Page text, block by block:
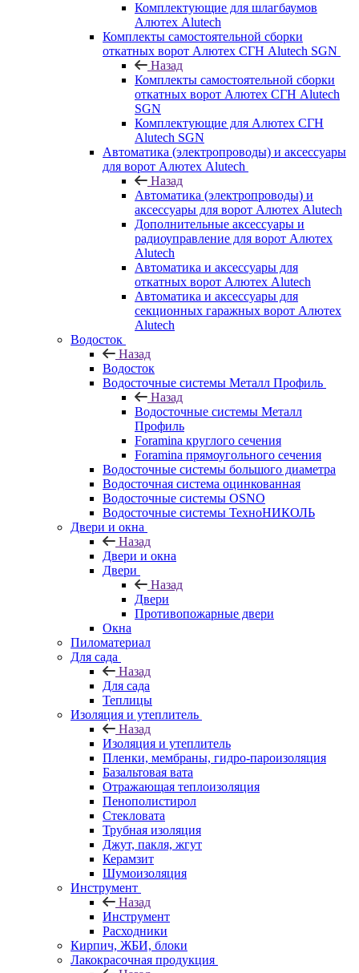
Комплектующие для шлагбаумов
Алютех Alutech
Комплекты самостоятельной сборки
откатных ворот Алютех СГН Alutech SGN
Назад
Комплекты самостоятельной сборки
откатных ворот Алютех СГН Alutech
SGN
Комплектующие для Алютех СГН
Alutech SGN
Автоматика (электропроводы) и аксессуары
для ворот Алютех Alutech
Назад
Автоматика (электропроводы) и
аксессуары для ворот Алютех Alutech
Дополнительные аксессуары и
радиоуправление для ворот Алютех
Alutech
Автоматика и аксессуары для
откатных ворот Алютех Alutech
Автоматика и аксессуары для
секционных гаражных ворот Алютех
Alutech
Водосток
Назад
Водосток
Водосточные системы Металл Профиль
Назад
Водосточные системы Металл
Профиль
Foramina круглого сечения
Foramina прямоугольного сечения
Водосточные системы большого диаметра
Водосточная система оцинкованная
Водосточные системы OSNO
Водосточные системы ТехноНИКОЛЬ
Двери и окна
Назад
Двери и окна
Двери
Назад
Двери
Противопожарные двери
Окна
Пиломатериал
Для сада
Назад
Для сада
Теплицы
Изоляция и утеплитель
Назад
Изоляция и утеплитель
Пленки, мембраны, гидро-пароизоляция
Базальтовая вата
Отражающая теплоизоляция
Пенополистирол
Стекловата
Трубная изоляция
Джут, пакля, жгут
Керамзит
Шумоизоляция
Инструмент
Назад
Инструмент
Расходники
Кирпич, ЖБИ, блоки
Лакокрасочная продукция